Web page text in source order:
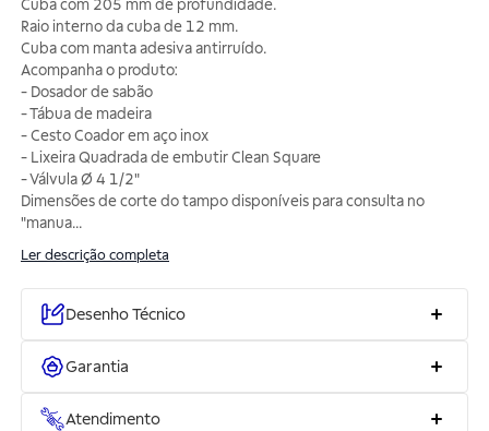
Cuba com 205 mm de profundidade.
Raio interno da cuba de 12 mm.
Cuba com manta adesiva antirruído.
Acompanha o produto:
- Dosador de sabão
- Tábua de madeira
- Cesto Coador em aço inox
- Lixeira Quadrada de embutir Clean Square
- Válvula Ø 4 1/2"
Dimensões de corte do tampo disponíveis para consulta no
"manua...
Ler descrição completa
Desenho Técnico
Garantia
Atendimento